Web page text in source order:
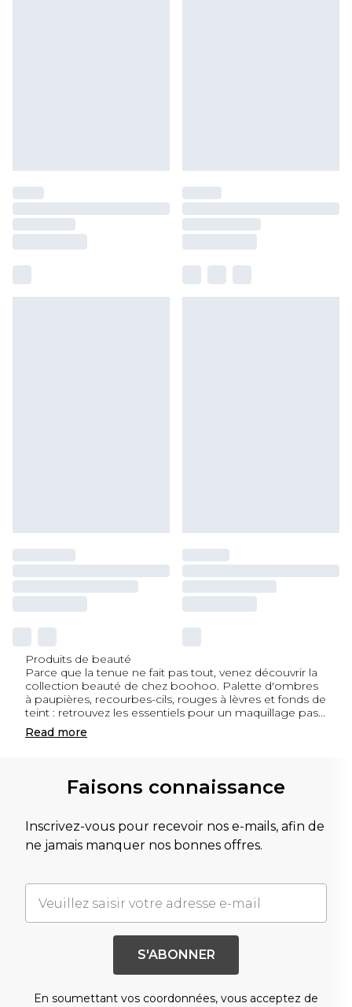
Produits de beauté
Parce que la tenue ne fait pas tout, venez découvrir la
collection beauté de chez boohoo. Palette d'ombres
à paupières, recourbes-cils, rouges à lèvres et fonds de
teint : retrouvez les essentiels pour un maquillage pas...
Read more
Faisons connaissance
Inscrivez-vous pour recevoir nos e-mails, afin de
ne jamais manquer nos bonnes offres.
S'ABONNER
En soumettant vos coordonnées, vous acceptez de